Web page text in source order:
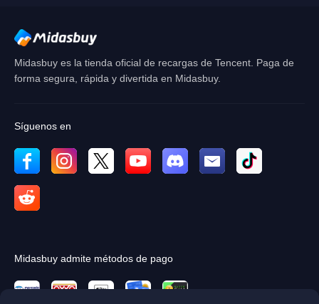
Midasbuy es la tienda oficial de recargas de Tencent. Paga de
forma segura, rápida y divertida en Midasbuy.
Síguenos en
Midasbuy admite métodos de pago